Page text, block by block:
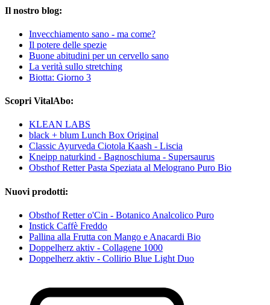
Il nostro blog:
Invecchiamento sano - ma come?
Il potere delle spezie
Buone abitudini per un cervello sano
La verità sullo stretching
Biotta: Giorno 3
Scopri VitalAbo:
KLEAN LABS
black + blum Lunch Box Original
Classic Ayurveda Ciotola Kaash - Liscia
Kneipp naturkind - Bagnoschiuma - Supersaurus
Obsthof Retter Pasta Speziata al Melograno Puro Bio
Nuovi prodotti:
Obsthof Retter o'Cin - Botanico Analcolico Puro
Instick Caffè Freddo
Pallina alla Frutta con Mango e Anacardi Bio
Doppelherz aktiv - Collagene 1000
Doppelherz aktiv - Collirio Blue Light Duo